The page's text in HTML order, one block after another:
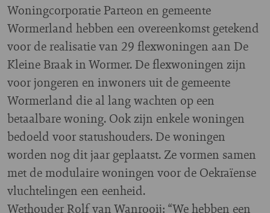
Woningcorporatie Parteon en gemeente
Wormerland hebben een overeenkomst getekend
voor de realisatie van 29 flexwoningen aan De
Kleine Braak in Wormer. De flexwoningen zijn
voor jongeren en inwoners uit de gemeente
Wormerland die al lang wachten op een
betaalbare woning. Ook zijn enkele woningen
bedoeld voor statushouders. De woningen
worden nog dit jaar geplaatst. Ze vormen samen
met de modulaire woningen voor de Oekraïense
vluchtelingen een eenheid.
Wethouder Rolf van Wanrooij: “We hebben een